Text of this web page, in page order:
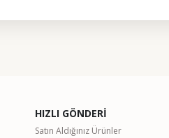
HIZLI GÖNDERİ
Satın Aldığınız Ürünler